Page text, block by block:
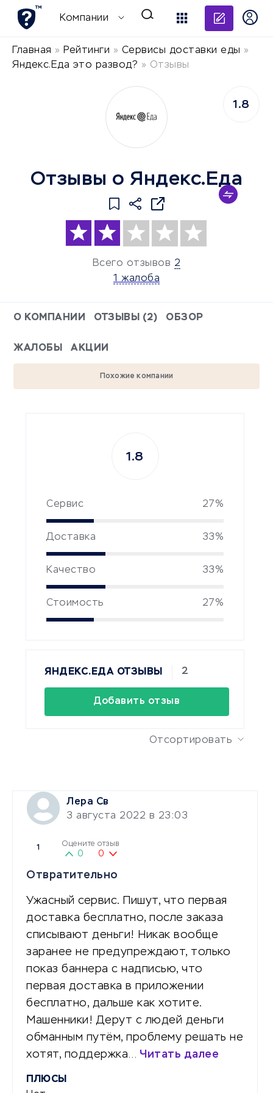
Компании
Главная » Рейтинги » Сервисы доставки еды »
Яндекс.Еда это развод? » Отзывы
Отзывы о Яндекс.Еда
Всего отзывов 2
1 жалоба
1.8
О КОМПАНИИ ОТЗЫВЫ (2) ОБЗОР
ЖАЛОБЫ АКЦИИ
Похожие компании
Сервис 27%
Доставка 33%
Качество 33%
Стоимость 27%
1.8
ЯНДЕКС.ЕДА ОТЗЫВЫ 2
Добавить отзыв
Отсортировать
Лера Св
3 августа 2022 в 23:03
1 Оцените отзыв
0 0
Отвратительно
Ужасный сервис. Пишут, что первая
доставка бесплатно, после заказа
списывают деньги! Никак вообще
заранее не предупреждают, только
показ баннера с надписью, что
первая доставка в приложении
бесплатно, дальше как хотите.
Машенники! Дерут с людей деньги
обманным путём, проблему решать не
хотят, поддержка… Читать далее
ПЛЮСЫ